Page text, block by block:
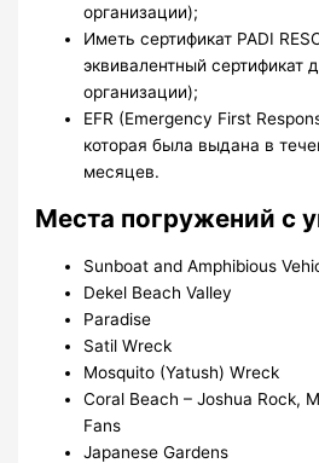
организации);
Иметь сертификат PADI
эквивалентный сертификат
организации);
EFR (Emergency First
которая была выдана в
месяцев.
Места погружений с
Sunboat and Amphibious
Dekel Beach Valley
Paradise
Satil Wreck
Mosquito (Yatush) Wreck
Coral Beach – Joshua Rock,
Fans
Japanese Gardens